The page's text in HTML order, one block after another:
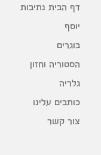
דף הבית נתיבות
יוסף
בוגרים
הסטוריה וחזון
גלריה
כותבים עלינו
צור קשר